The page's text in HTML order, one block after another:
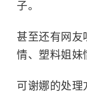
子。
甚至还有网友
情、塑料姐妹
可谢娜的处理